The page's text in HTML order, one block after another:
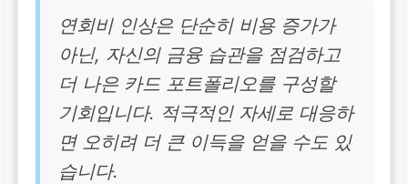
연회비 인상은 단순히 비용 증가가
아닌, 자신의 금융 습관을 점검하고
더 나은 카드 포트폴리오를 구성할
기회입니다. 적극적인 자세로 대응하
면 오히려 더 큰 이득을 얻을 수도 있
습니다.